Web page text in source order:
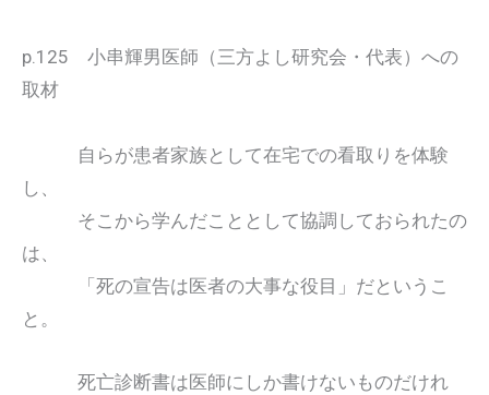
p.125 小串輝男医師（三方よし研究会・代表）への
取材
自らが患者家族として在宅での看取りを体験
し、
そこから学んだこととして協調しておられたの
は、
「死の宣告は医者の大事な役目」だというこ
と。
死亡診断書は医師にしか書けないものだけれ